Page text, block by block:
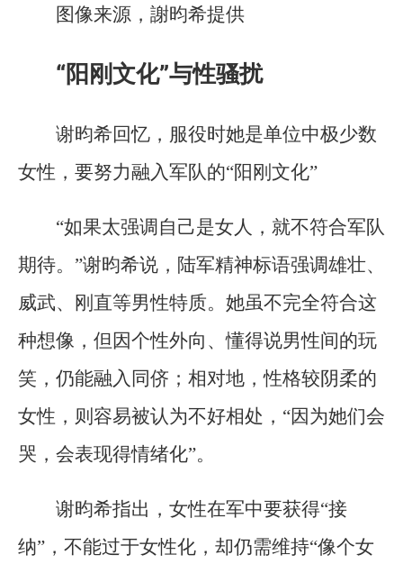
图像来源，謝昀希提供
“阳刚文化”与性骚扰
谢昀希回忆，服役时她是单位中极少数
女性，要努力融入军队的“阳刚文化”
“如果太强调自己是女人，就不符合军队
期待。”谢昀希说，陆军精神标语强调雄壮、
威武、刚直等男性特质。她虽不完全符合这
种想像，但因个性外向、懂得说男性间的玩
笑，仍能融入同侪；相对地，性格较阴柔的
女性，则容易被认为不好相处，“因为她们会
哭，会表现得情绪化”。
谢昀希指出，女性在军中要获得“接
纳”，不能过于女性化，却仍需维持“像个女